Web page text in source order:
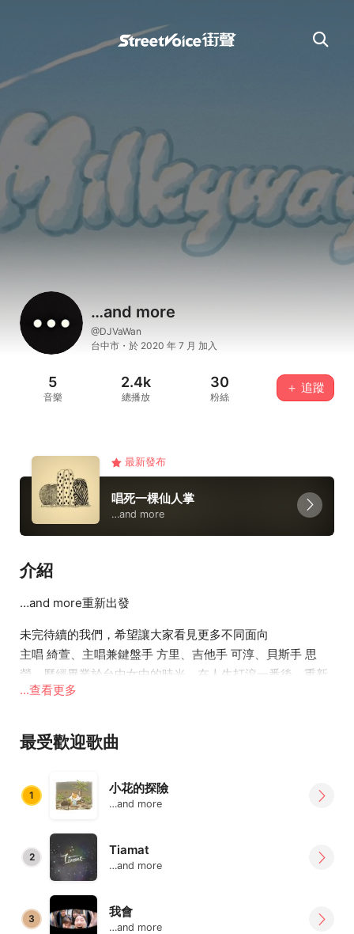
…and more
@DJVaWan
台中市・於 2020 年 7 月 加入
5
音樂
2.4k
總播放
30
粉絲
＋ 追蹤
最新發布
唱死一棵仙人掌
…and more
介紹
…and more重新出發
未完待續的我們，希望讓大家看見更多不同面向
主唱 綺萱、主唱兼鍵盤手 方里、吉他手 可淳、貝斯手 思
瑩，歷經畢業於台中女中的時光，在人生打滾一番後，重新
團聚在一起，因為我們都發現音樂才是我們的第0選項。
...查看更多
最受歡迎歌曲
1 小花的探險
…and more
2 Tiamat
…and more
3 我會
…and more